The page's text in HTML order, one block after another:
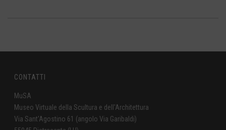
CONTATTI
MuSA
Museo Virtuale della Scultura e dell'Architettura
Via Sant'Agostino 61 (angolo Via Garibaldi)